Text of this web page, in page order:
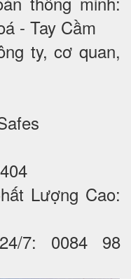
- Tay Cầm
ty, cơ quan,
Lượng Cao:
7: 0084 98